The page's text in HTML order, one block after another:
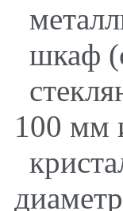
шкаф
100 мм